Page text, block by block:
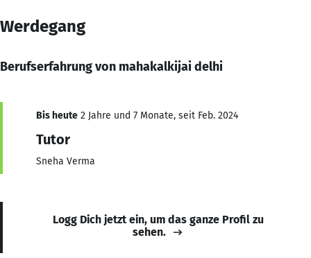
Werdegang
Berufserfahrung von mahakalkijai delhi
Bis heute 2 Jahre und 7 Monate, seit Feb. 2024
Tutor
Sneha Verma
Logg Dich jetzt ein, um das ganze Profil zu
sehen.